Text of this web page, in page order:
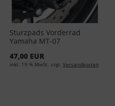
Sturzpads Vorderrad
Yamaha MT-07
47,00 EUR
inkl. 19 % MwSt. zzgl. Versandkosten